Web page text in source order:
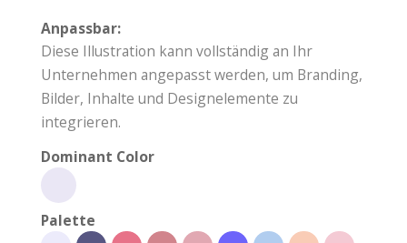
Anpassbar:
Diese Illustration kann vollständig an Ihr
Unternehmen angepasst werden, um Branding,
Bilder, Inhalte und Designelemente zu
integrieren.
Dominant Color
Palette